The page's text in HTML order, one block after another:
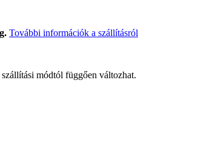
További információk a szállításról
módtól függően változhat.